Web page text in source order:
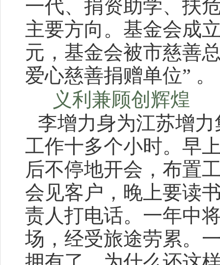
一代、捐资助学、扶
主要方向。基金会成
元，基金会被市慈善
爱心慈善捐赠单位” 。
义利兼顾创辉煌
李增力身为江苏增
工作十多个小时。早
后不停地开会，布置
会见客户，晚上要读
责人打电话。一年中
场，经受旅途劳累。